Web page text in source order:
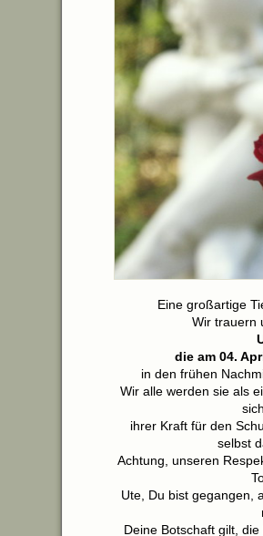
Eine großartige
Wir trauern
die am 04.
in den frühen
Wir alle werden sie als
ihrer Kraft für den
selbst
Achtung, unseren
Ute, Du bist gegangen,
Deine Botschaft gilt,